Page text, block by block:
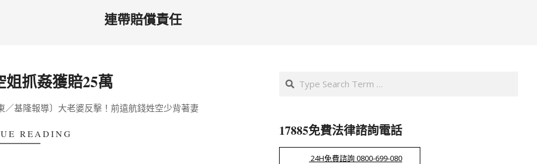
連帶賠償責任
姐抓姦獲賠25萬
基隆報導〕大老婆反擊！前遠航錢姓空少背著妻
READING
Search
17885免費法律諮詢電話
24H免費諮詢 0800-699-080